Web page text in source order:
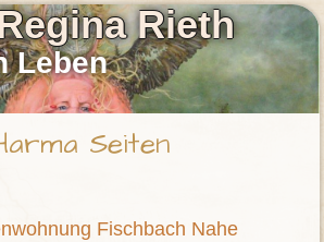
Rieth
Leben
Seiten
Fischbach Nahe